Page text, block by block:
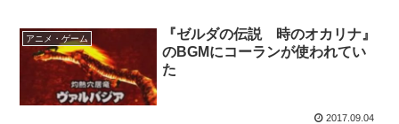
アニメ・ゲーム
『ゼルダの伝説 時のオカリナ』
のBGMにコーランが使われてい
た
2017.09.04